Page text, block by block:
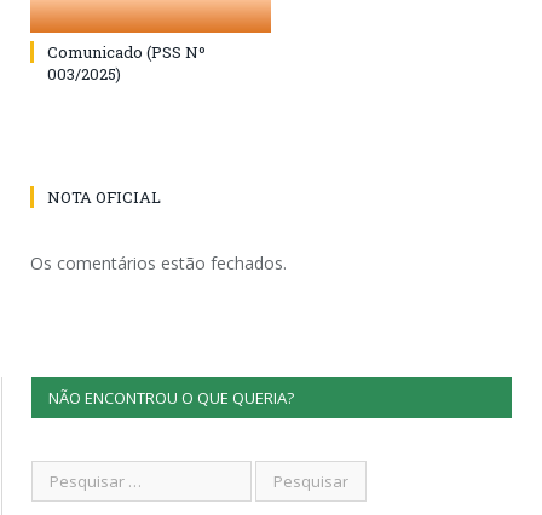
Comunicado (PSS Nº
003/2025)
NOTA OFICIAL
Os comentários estão fechados.
NÃO ENCONTROU O QUE QUERIA?